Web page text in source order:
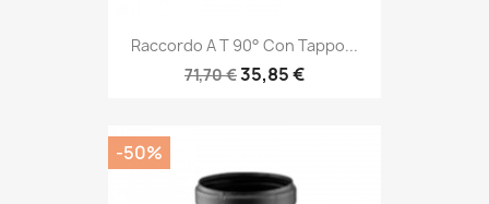
Raccordo A T 90° Con Tappo...
71,70 €35,85 €
-50%